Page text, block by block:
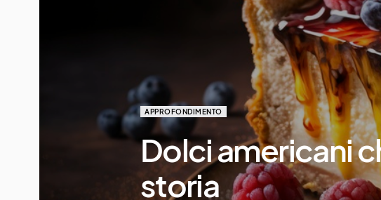
APPROFONDIMENTO
Dolci americani
storia